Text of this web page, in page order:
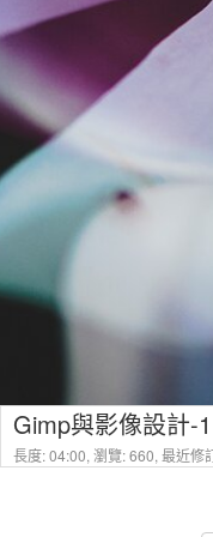
Gimp與影像設計-1
長度: 04:00, 瀏覽: 660, 最近修